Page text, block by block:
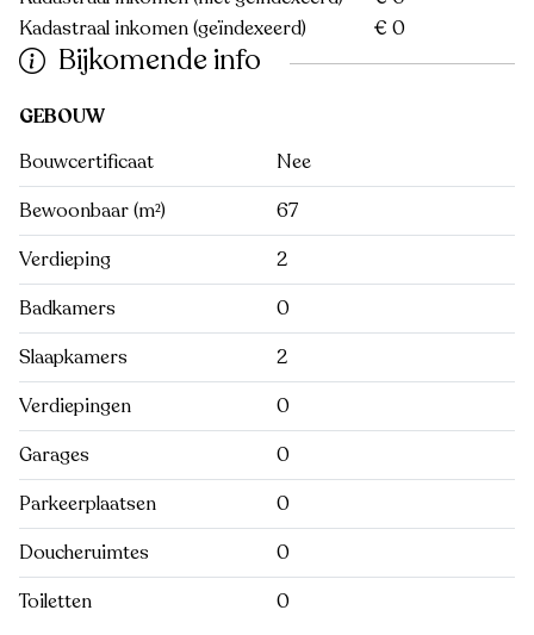
Kadastraal inkomen (geïndexeerd)
€ 0
Bijkomende info
GEBOUW
Bouwcertificaat
Nee
Bewoonbaar (m²)
67
Verdieping
2
Badkamers
0
Slaapkamers
2
Verdiepingen
0
Garages
0
Parkeerplaatsen
0
Doucheruimtes
0
Toiletten
0